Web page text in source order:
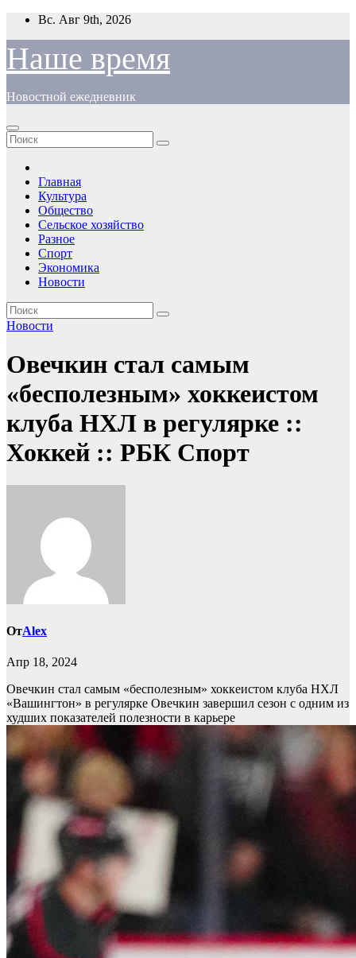
Перейти
содержимому
Вс. Авг 9th, 2026
Наше время
Новостной ежедневник
Главная
Культура
Общество
Сельское хозяйство
Разное
Спорт
Экономика
Новости
Новости
Овечкин стал самым
«бесполезным» хоккеистом
клуба НХЛ в регулярке ::
Хоккей :: РБК Спорт
ОтAlex
Апр 18, 2024
Овечкин стал самым «бесполезным» хоккеистом клуба НХЛ
«Вашингтон» в регулярке Овечкин завершил сезон с одним из
худших показателей полезности в карьере